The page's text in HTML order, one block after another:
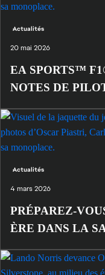
Actualités
20 mai 2026
EA SPORTS™
NOTES DE
Actualités
4 mars 2026
PRÉPAREZ-
ÈRE DANS LA